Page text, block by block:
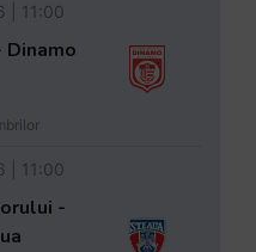
| 11:00
Dinamo
| 11:00
-